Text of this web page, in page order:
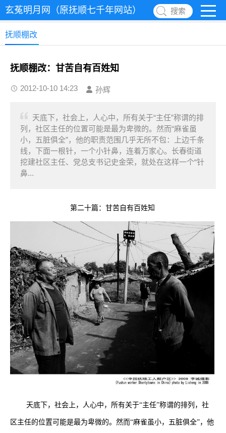
玄菟明月网（原抚顺七千年网站） 搜索
抚顺棚改
抚顺棚改：甘苦自有百姓知
2012-10-10 14:23 孙辉
天底下，社会上，人心中，所有关于“主任”称谓的排
列，社区主任的位置可能是最为卑微的。然而“麻雀虽
小，五脏俱全”，他的职责范围几乎无所不包：上边千条
线，下面一根针，一个小针鼻，连着万家心。长春街道
挖建社区主任、党总支书记史金荣，就处在这样一个“针
鼻...
第二十篇： 甘苦自有百姓知
天底下，社会上，人心中，所有关于“主任”称谓的排列，社
区主任的位置可能是最为卑微的。然而“麻雀虽小，五脏俱全”，他